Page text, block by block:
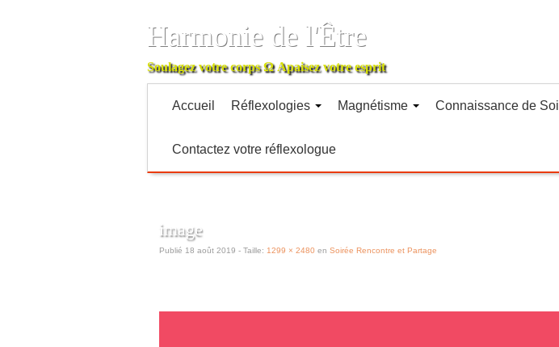
Harmonie de l'Être
Soulagez votre corpsΩApaisez votre esprit
Accueil Réflexologies Magnétisme Connaissance de Soi
Contactez votre réflexologue
image
Publié 18 août 2019 - Taille: 1299 × 2480 en Soirée Rencontre et Partage